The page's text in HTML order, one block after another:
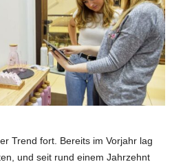
Trend fort. Bereits im Vorjahr lag
und seit rund einem Jahrzehnt